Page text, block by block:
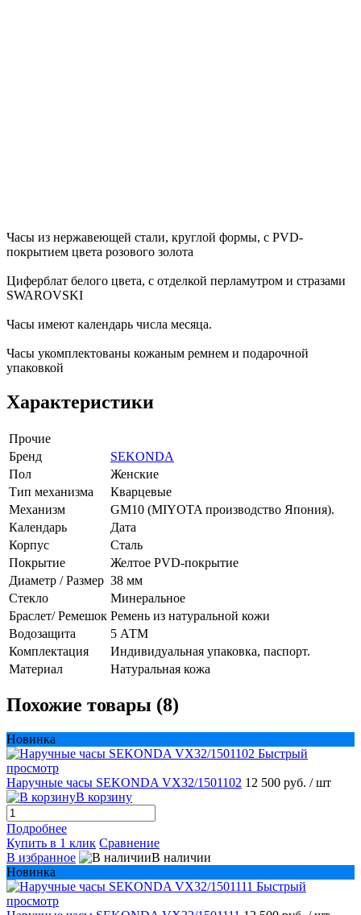
Часы из нержавеющей стали, круглой формы, с PVD-
покрытием цвета розового золота
Циферблат белого цвета, с отделкой перламутром и стразами
SWAROVSKI
Часы имеют календарь числа месяца.
Часы укомплектованы кожаным ремнем и подарочной
упаковкой
Характеристики
Прочие
Бренд
SEKONDA
Пол
Женские
Тип механизма
Кварцевые
Механизм
GМ10 (MIYOTA производство Япония).
Календарь
Дата
Корпус
Сталь
Покрытие
Желтое PVD-покрытие
Диаметр / Размер 38 мм
Стекло
Минеральное
Браслет/ Ремешок Ремень из натуральной кожи
Водозащита
5 АТМ
Комплектация
Индивидуальная упаковка, паспорт.
Материал
Натуральная кожа
Похожие товары (8)
Новинка
Быстрый
просмотр
Наручные часы SEKONDA VX32/1501102 12 500 руб. / шт
В корзину
Подробнее
Купить в 1 клик Сравнение
В избранное
В наличии
Новинка
Быстрый
просмотр